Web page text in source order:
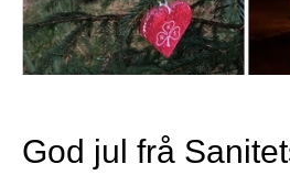
God jul frå